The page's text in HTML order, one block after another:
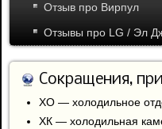
Отзыв про Вирпул
Отзывы про LG / Эл
Сокращения,
ХО — холодильное
ХК — холодильная